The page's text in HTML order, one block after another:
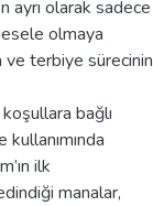
olarak sadece
olmaya
ve terbiye sürecinin
bağlı
ilk
manalar,